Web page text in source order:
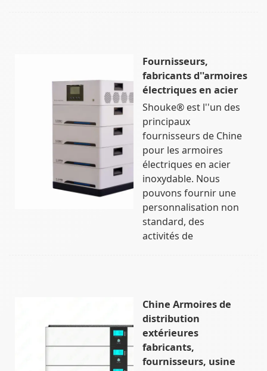
Fournisseurs,
fabricants d''armoires
électriques en acier
Shouke® est l''un des
principaux
fournisseurs de Chine
pour les armoires
électriques en acier
inoxydable. Nous
pouvons fournir une
personnalisation non
standard, des
activités de
Chine Armoires de
distribution
extérieures
fabricants,
fournisseurs, usine